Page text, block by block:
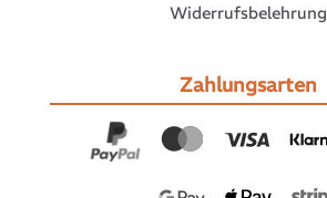
Widerrufsbelehrung
Zahlungsarten